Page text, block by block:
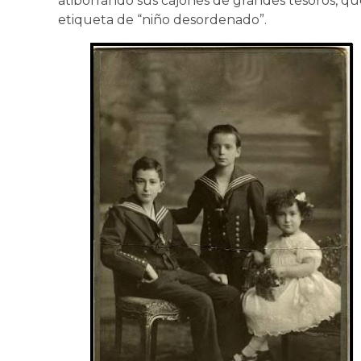
etiqueta de “niño desordenado”.